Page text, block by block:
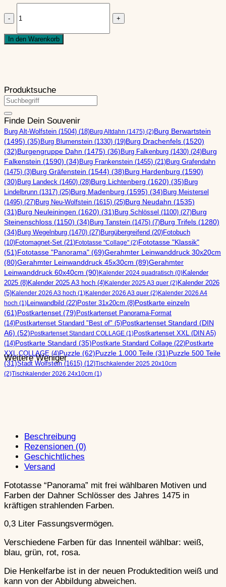
Ausbau zur “Kanonenburg”
Das Burgsterben in der Pfalz
Logbuch der Zerstörung von Burgen
Bauelemente Burg
Schildmauer
Hoher Mantel (Mantelmauer)
Bergfried
Torbauten und Torsicherungen
Burggraben
Brunnen und Zisternen
Palas
Aborterker und Abortturm
Burgkapellen
Kampf um Burgen
Schließen
Burgenkampf im Hochmittelalter
Schließen
Vorbemerkungen zum Burgenkampf
Ausgangspunkt: Die Fehde
Ablauf einer Belagerung
Vorkehrungen in der Burg
Die Angriffstaktik
Schließen
Annäherung an die Burg
Angriff d u r c h das Tor
D u r ch die Mauer
Ü b e r die Mauer
U n t e r der Mauer
Der Gegenangriff (Ausfall)
Zeitgenössische Waffen
Sonderform: Die Felsenburg
Sonderform: Die Ganerbenburg
Fliehburg als “frühe” Befestigungsform
Logbuch der Zerstörung von Burgen
Bauelemente Burg
Schließen
Bauelemente Vorbemerkungen
Wehrmauern (Überblick)
Ringmauer
Schildmauer
Hoher Mantel (Mantelmauer)
Zwingermauer
Bergfried
Torbauten und Torsicherungen
Burggraben
Brunnen und Zisternen
Palas
Aborterker und Abortturm
Burgkapellen
Kampf um Burgen
Schließen
Burgenkampf im Hochmittelalter
Schließen
Vorbemerkungen zum Burgenkampf
Ausgangspunkt: Die Fehde
Ablauf einer Belagerung
Vorkehrungen in der Burg
Die Angriffstaktik
Schließen
Der Gegenangriff (Ausfall)
Zerstörungsarten
Mit Pulverwaffen gegen Burgen
Revolutionierung der Kampfführung
Früher Einsatz von Steinbüchsen
Weiterentwicklung in der Maximilianischen Zeit
Schließen
Burgen
aus
Südwesten
Menge
In den Warenkorb
Produktsuche
Suchen
nach:
Finde Dein Souvenir
Burg Alt-Wolfstein (1504) (18)Burg Altdahn (1475) (2)Burg Berwartstein
(1495) (35) Burg Blumenstein (1330) (19)Burg Drachenfels (1520)
(32) Burgengruppe Dahn (1475) (36) Burg Falkenburg (1430) (24)Burg
Falkenstein (1590) (34) Burg Frankenstein (1455) (21)Burg Grafendahn
(1475) (3)Burg Gräfenstein (1544) (38) Burg Hardenburg (1590)
(30) Burg Landeck (1460) (28)Burg Lichtenberg (1620) (35) Burg
Lindelbrunn (1317) (25)Burg Madenburg (1595) (34) Burg Meistersel
(1495) (27)Burg Neu-Wolfstein (1615) (25)Burg Neudahn (1535)
(31) Burg Neuleiningen (1620) (31) Burg Schlössel (1100) (27)Burg
Steinenschloss (1150) (34) Burg Tanstein (1475) (7)Burg Trifels (1280)
(34) Burg Wegelnburg (1470) (27)Burgübergreifend (20)Fotobuch
(10)Fotomagnet-Set (21)Fototasse "Collage" (2)Fototasse "Klassik"
(51)Fototasse "Panorama" (69)Gerahmter Leinwanddruck 30x20cm
(80)Gerahmter Leinwanddruck 45x30cm (89)Gerahmter
Leinwanddruck 60x40cm (90) Kalender 2024 quadratisch (0)Kalender
2025 (8)Kalender 2025 A3 hoch (4)Kalender 2025 A3 quer (2)Kalender 2026
(5)Kalender 2026 A3 hoch (1)Kalender 2026 A3 quer (2)Kalender 2026 A4
hoch (1)Leinwandbild (22)Poster 31x20cm (8)Postkarte einzeln
(61)Postkartenset (79) Postkartenset Panorama-Format
(14)Postkartenset Standard "Best of" (5)Postkartenset Standard (DIN
A6) (52) Postkartenset Standard COLLAGE (1)Postkartenset XXL (DIN A5)
(14)Postkarte Standard (35) Postkarte Standard Collage (22)Postkarte
XXL COLLAGE (4)Puzzle (62) Puzzle 1.000 Teile (31) Puzzle 500 Teile
(31)Stadt Wolfstein (1615) (12)Tischkalender 2025 20x10cm
(2)Tischkalender 2026 24x10cm (1)
Weitere Weniger
Beschreibung
Rezensionen (0)
Geschichtliches
Versand
Fototasse “Panorama” mit frei wählbaren Motiven und
Farben der Dahner Schlösser des Jahres 1475 in
kräftigen strahlenden Farben.
0,3 Liter Fassungsvermögen.
Verschiedene Farben für das Innenteil wählbar: weiß,
blau, grün, rot, rosa.
Die Henkelfarbe ist in der neuen Produktedition weiß und
kann von der Abbildung abweichen.